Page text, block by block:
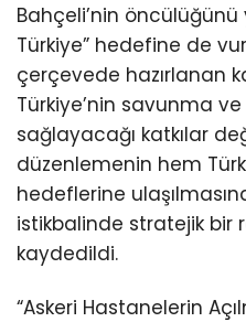
Bahçeli’nin öncülüğünü
Türkiye” hedefine de
çerçevede hazırlanan
Türkiye’nin savunma
sağlayacağı katkılar
düzenlemenin hem Türk
hedeflerine
istikbalinde stratejik bir
kaydedildi.
“Askeri Hastanelerin